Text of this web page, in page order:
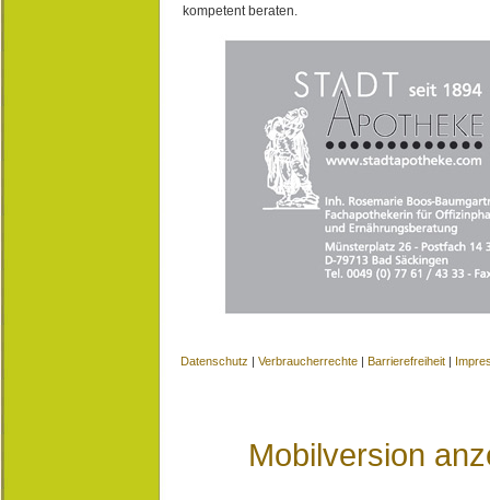
kompetent beraten.
Datenschutz | Verbraucherrechte | Barrierefreiheit |
Mobilversion